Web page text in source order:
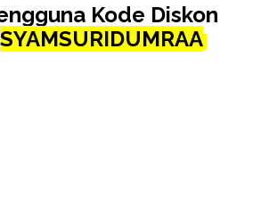
Kode Diskon
SYAMSURIDUMRAA